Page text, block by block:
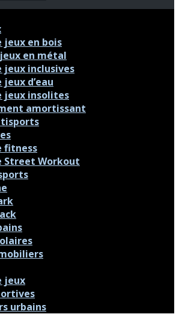
jeux en bois
en métal
jeux inclusives
d’eau
jeux insolites
amortissant
fitness
Street Workout
jeux
urbains